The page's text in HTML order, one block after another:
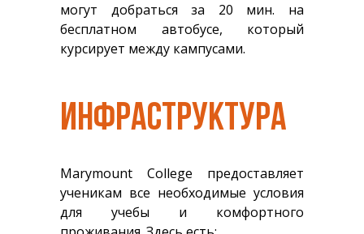
могут добраться за 20 мин. на
бесплатном автобусе, который
курсирует между кампусами.
ИНФРАСТРУКТУРА
Marymount College предоставляет
ученикам все необходимые условия
для учебы и комфортного